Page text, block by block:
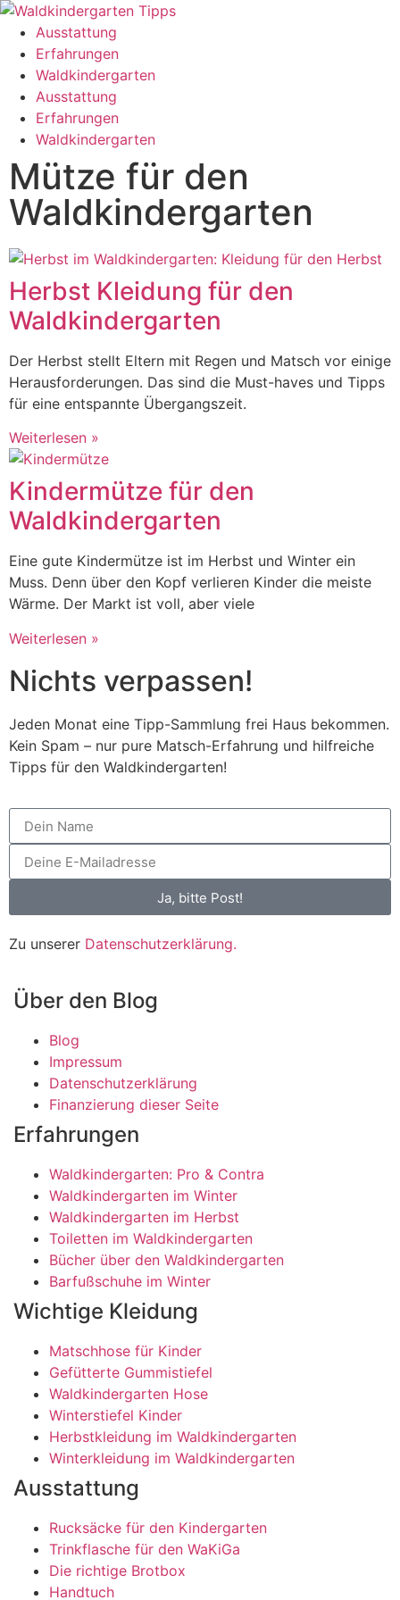
Ausstattung
Erfahrungen
Waldkindergarten
Ausstattung
Erfahrungen
Waldkindergarten
Mütze für den
Waldkindergarten
Herbst Kleidung für den
Waldkindergarten
Der Herbst stellt Eltern mit Regen und Matsch vor einige
Herausforderungen. Das sind die Must-haves und Tipps
für eine entspannte Übergangszeit.
Weiterlesen »
Kindermütze für den
Waldkindergarten
Eine gute Kindermütze ist im Herbst und Winter ein
Muss. Denn über den Kopf verlieren Kinder die meiste
Wärme. Der Markt ist voll, aber viele
Weiterlesen »
Nichts verpassen!
Jeden Monat eine Tipp-Sammlung frei Haus bekommen.
Kein Spam – nur pure Matsch-Erfahrung und hilfreiche
Tipps für den Waldkindergarten!
Ja, bitte Post!
Zu unserer Datenschutzerklärung.
Über den Blog
Blog
Impressum
Datenschutzerklärung
Finanzierung dieser Seite
Erfahrungen
Waldkindergarten: Pro & Contra
Waldkindergarten im Winter
Waldkindergarten im Herbst
Toiletten im Waldkindergarten
Bücher über den Waldkindergarten
Barfußschuhe im Winter
Wichtige Kleidung
Matschhose für Kinder
Gefütterte Gummistiefel
Waldkindergarten Hose
Winterstiefel Kinder
Herbstkleidung im Waldkindergarten
Winterkleidung im Waldkindergarten
Ausstattung
Rucksäcke für den Kindergarten
Trinkflasche für den WaKiGa
Die richtige Brotbox
Handtuch